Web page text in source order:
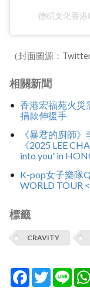
德碩文化香
（封面圖源：
相關新聞
香港宏福苑火災
捐款伸援手
《暴君的廚師
《2025 LEE
into you' in
K-pop女子樂隊
WORLD TOUR
標籤
CRAVITY
Facebook
TwitterLine